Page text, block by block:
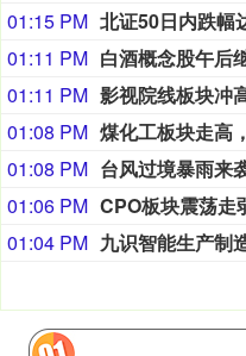
01:15 PM
01:11 PM 白酒概念股午后
01:11 PM 影视院线板块冲
01:08 PM 煤化工板块走高
01:08 PM 台风过境暴雨来
01:06 PM CPO板块震荡走
01:04 PM 九识智能生产制